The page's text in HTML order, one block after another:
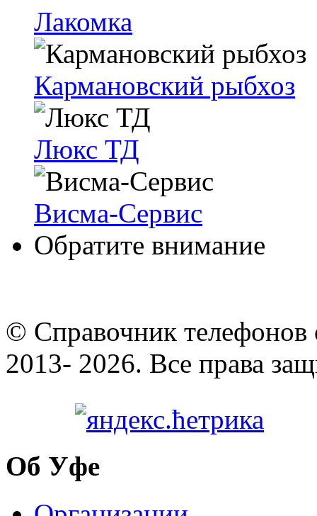
Лакомка
Кармановский рыбхоз
Люкс ТД
Висма-Сервис
Обратите внимание
© Cправочник телефонов
2013- 2026. Все права
Об Уфе